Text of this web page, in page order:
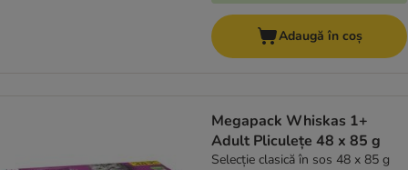
Adaugă în coș
Megapack Whiskas 1+
Adult Pliculețe 48 x 85 g
Selecție clasică în sos 48 x 85 g